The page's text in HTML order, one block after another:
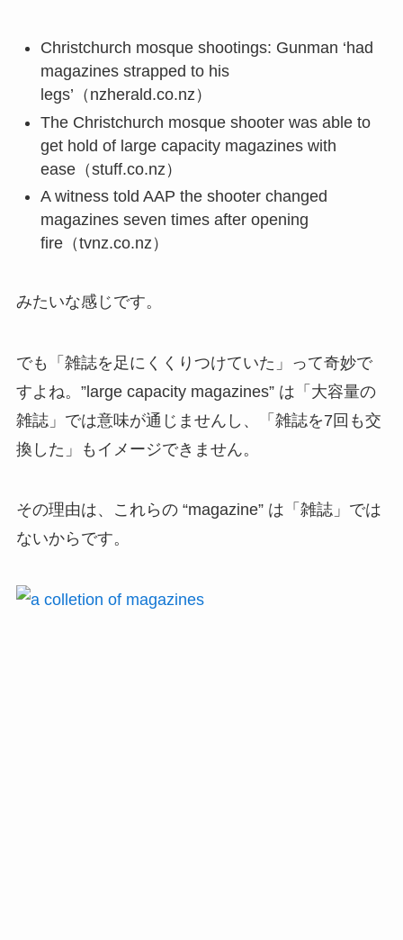
Christchurch mosque shootings: Gunman ‘had
magazines strapped to his
legs’（nzherald.co.nz）
The Christchurch mosque shooter was able to
get hold of large capacity magazines with
ease（stuff.co.nz）
A witness told AAP the shooter changed
magazines seven times after opening
fire（tvnz.co.nz）
みたいな感じです。
でも「雑誌を足にくくりつけていた」って奇妙で
すよね。”large capacity magazines” は「大容量の
雑誌」では意味が通じませんし、「雑誌を7回も交
換した」もイメージできません。
その理由は、これらの “magazine” は「雑誌」では
ないからです。